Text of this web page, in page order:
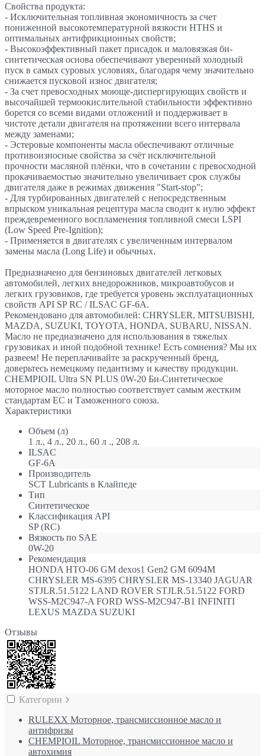
Свойства продукта:
- Исключительная топливная экономичность за счет
пониженной выcокотемпературной вязкости HTHS и
оптимальных антифрикционных свойств;
- Высокоэффективный пакет присадок и маловязкая би-
синтетическая основа обеспечивают уверенный холодный
пуск в самых суровых условиях, благодаря чему значительно
снижается пусковой износ двигателя;
- За счет превосходных моюще-диспергирующих свойств и
высочайшей термоокислительной стабильности эффективно
борется со всеми видами отложений и поддерживает в
чистоте детали двигателя на протяжении всего интервала
между заменами;
- Эстеровые компоненты масла обеспечивают отличные
противоизносные свойства за счёт исключительной
прочности масляной плёнки, что в сочетании с превосходной
прокачиваемостью значительно увеличивает срок службы
двигателя даже в режимах движения "Start-stop";
- Для турбированных двигателей с непосредственным
впрыском уникальная рецептура масла сводит к нулю эффект
преждевременного воспламенения топливной смеси LSPI
(Low Speed Pre-Ignition);
- Применяется в двигателях с увеличенным интервалом
замены масла (Long Life) и обычных.
Предназначено для бензиновых двигателей легковых
автомобилей, легких внедорожников, микроавтобусов и
легких грузовиков, где требуется уровень эксплуатационных
свойств API SP RC / ILSAC GF-6A.
Рекомендовано для автомобилей: CHRYSLER, MITSUBISHI,
MAZDA, SUZUKI, TOYOTA, HONDA, SUBARU, NISSAN.
Масло не предназначено для использования в тяжелых
грузовиках и иной подобной технике! Есть сомнения? Мы их
развеем! Не переплачивайте за раскрученный бренд,
доверьтесь немецкому педантизму и качеству продукции.
CHEMPIOIL Ultra SN PLUS 0W-20 Би-Синтетическое
моторное масло полностью соответствует самым жестким
стандартам ЕС и Таможенного союза.
Характеристики
Объем (л)
1 л., 4 л., 20 л., 60 л ., 208 л.
ILSAC
GF-6A
Производитель
SCT Lubricants в Клайпеде
Тип
Синтетическое
Классификация API
SP (RC)
Вязкость по SAE
0W-20
Рекомендация
HONDA HTO-06 GM dexos1 Gen2 GM 6094M
CHRYSLER MS-6395 CHRYSLER MS-13340 JAGUAR
STJLR.51.5122 LAND ROVER STJLR.51.5122 FORD
WSS-M2C947-A FORD WSS-M2C947-B1 INFINITI
LEXUS MAZDA SUZUKI
Отзывы
Категории
RULEXX Моторное, трансмиссионное масло и
антифризы
CHEMPIOIL Моторное, трансмиссионное масло и
автохимия